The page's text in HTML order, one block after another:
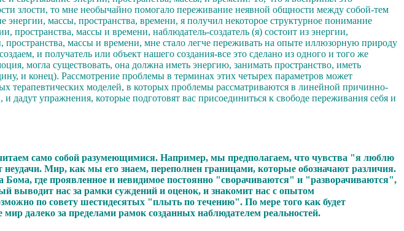
злости, то мне необычайно помогало переживание неявной общности между собой-тем
массы, пространства, времени, я получил некоторое структурное понимание
пространства, массы и времени, наблюдатель-создатель (я) состоит из энергии,
пространства, массы и времени, мне стало легче переживать на опыте иллюзорную природу
и получатель или объект нашего создания-все это сделано из одного и того же
могла существовать, она должна иметь энергию, занимать пространство, иметь
и конец). Рассмотрение проблемы в терминах этих четырех параметров может
терапевтических моделей, в которых проблемы рассматриваются в линейной причинно-
упражнения, которые подготовят вас присоединиться к свободе переживания себя и
само собой разумеющимися. Например, мы предполагаем, что чувства "я люблю
Мир, как мы его знаем, переполнен границами, которые обозначают различия.
где проявленное и невидимое постоянно "сворачиваются" и "разворачиваются",
выводит нас за рамки суждений и оценок, и знакомит нас с опытом
по совету шестидесятых "плыть по течению". По мере того как будет
далеко за пределами рамок созданных наблюдателем реальностей.